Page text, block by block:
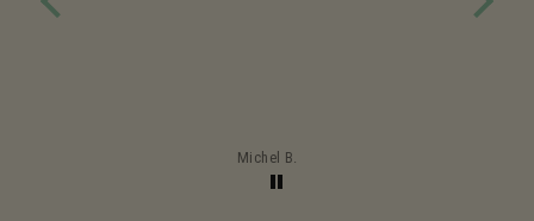
diese
Michel B.